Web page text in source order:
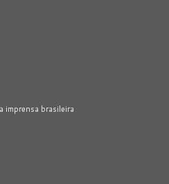
imprensa brasileira